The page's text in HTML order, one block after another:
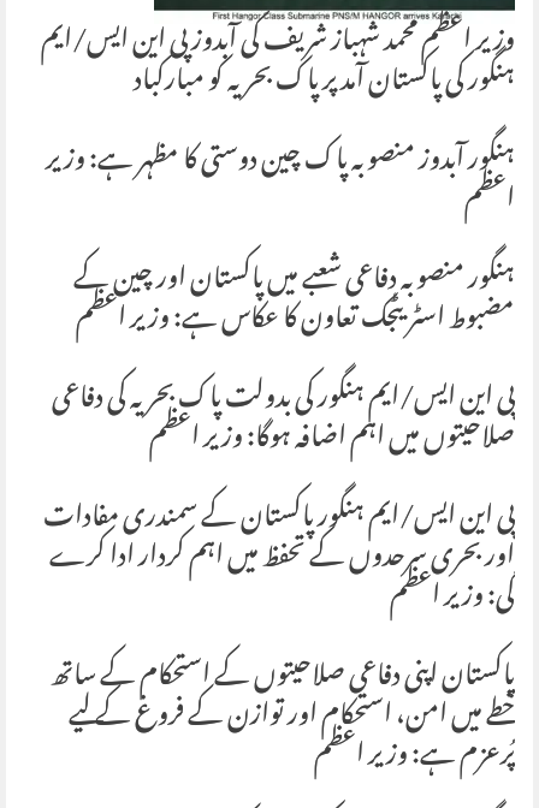
وزیر اعظم محمد شہباز شریف کی آبدوز پی این ایس/ایم
ہنگور کی پاکستان آمد پر پاک بحریہ کو مبارکباد
ہنگور آبدوز منصوبہ پاک چین دوستی کا مظہر ہے: وزیر
اعظم
ہنگور منصوبہ دفاعی شعبے میں پاکستان اور چین کے
مضبوط اسٹریٹجک تعاون کا عکاس ہے: وزیر اعظم
پی این ایس/ایم ہنگور کی بدولت پاک بحریہ کی دفاعی
صلاحیتوں میں اہم اضافہ ہوگا: وزیر اعظم
پی این ایس/ایم ہنگور پاکستان کے سمندری مفادات
اور بحری سرحدوں کے تحفظ میں اہم کردار ادا کرے
گی: وزیر اعظم
پاکستان اپنی دفاعی صلاحیتوں کے استحکام کے ساتھ
خطے میں امن، استحکام اور توازن کے فروغ کے لیے
پُرعزم ہے: وزیر اعظم